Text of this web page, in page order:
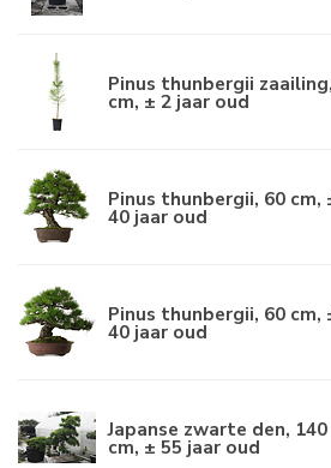
Pinus thunbergii
cm, ± 2 jaar oud
Pinus thunbergii, 60 cm,
40 jaar oud
Pinus thunbergii, 60 cm,
40 jaar oud
Japanse zwarte den, 140
cm, ± 55 jaar oud